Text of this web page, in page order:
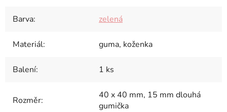
Barva: zelená
Materiál: guma, koženka
Balení: 1 ks
Rozměr:
40 x 40 mm, 15 mm dlouhá
gumička